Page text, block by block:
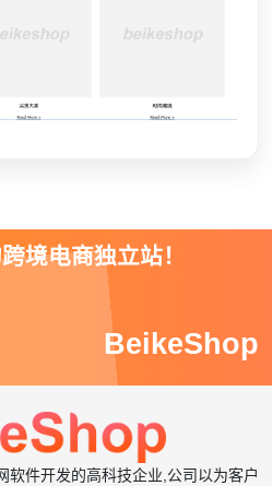
境电商独立站！
BeikeShop
软件开发的高科技企业,公司以为客户